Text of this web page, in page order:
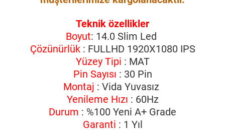
Teknik özellikler
Boyut: 14.0 Slim Led
Çözünürlük: FULLHD 1920X1080 IPS
Yüzey Tipi : MAT
Pin Sayısı : 30 Pin
Montaj : Vida Yuvasız
Yenileme Hızı : 60Hz
Durum : %100 Yeni A+ Grade
Garanti : 1 Yıl